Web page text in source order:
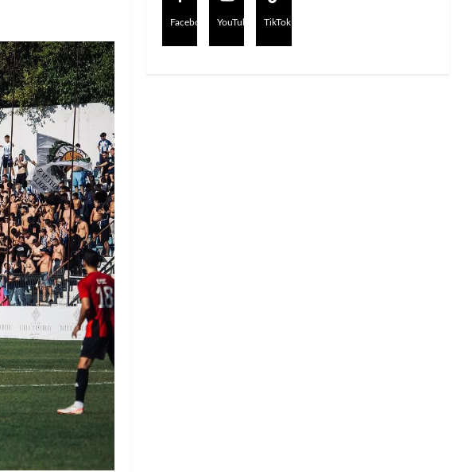
Facebook YouTube TikTok